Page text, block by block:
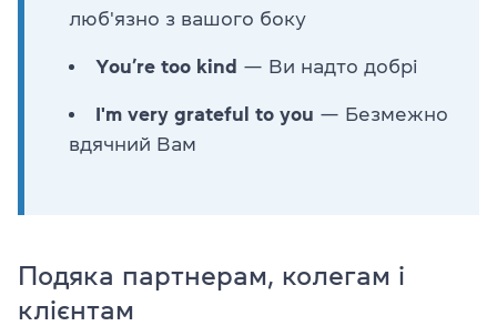
люб'язно з вашого боку
You’re too kind — Ви надто добрі
I'm very grateful to you — Безмежно
вдячний Вам
Подяка партнерам, колегам і
клієнтам